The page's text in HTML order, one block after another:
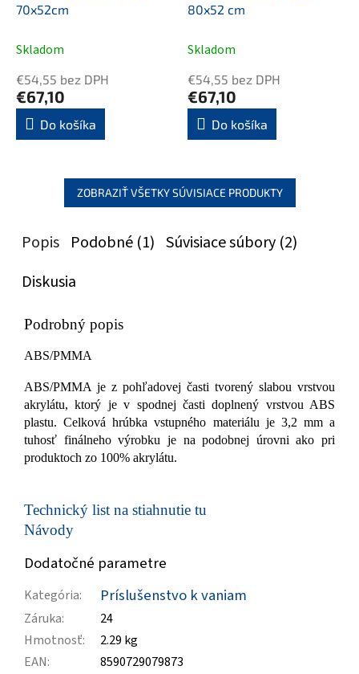
70x52cm
Skladom
€54,55 bez DPH
€67,10
Do košíka
80x52 cm
Skladom
€54,55 bez DPH
€67,10
Do košíka
ZOBRAZIŤ VŠETKY SÚVISIACE PRODUKTY
Popis Podobné (1) Súvisiace súbory (2)
Diskusia
Podrobný popis
ABS/PMMA
ABS/PMMA je z pohľadovej časti tvorený slabou vrstvou
akrylátu, ktorý je v spodnej časti doplnený vrstvou ABS
plastu. Celková hrúbka vstupného materiálu je 3,2 mm a
tuhosť finálneho výrobku je na podobnej úrovni ako pri
produktoch zo 100% akrylátu.
Technický list na stiahnutie tu
Návody
Dodatočné parametre
Kategória: Príslušenstvo k vaniam
Záruka:
24
Hmotnosť:
2.29 kg
EAN:
8590729079873